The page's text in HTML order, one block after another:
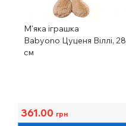
М'яка іграшка
Babyono Цуценя Віллі, 28
см
361.00 грн